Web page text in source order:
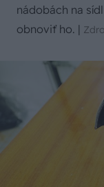
nádobách na
obnoviť ho. |